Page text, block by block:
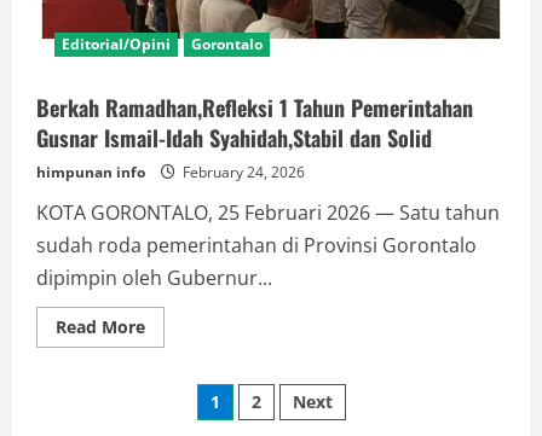
Editorial/Opini Gorontalo
Berkah Ramadhan,Refleksi 1 Tahun Pemerintahan
Gusnar Ismail-Idah Syahidah,Stabil dan Solid
himpunan info February 24, 2026
KOTA GORONTALO, 25 Februari 2026 — Satu tahun
sudah roda pemerintahan di Provinsi Gorontalo
dipimpin oleh Gubernur...
Read MoreRead
more
Ramadhan,Refleksi
Posts
1 2 Next